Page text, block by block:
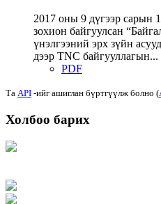
2017 оны 9 дүгээр
зохион байгуулсан
үнэлгээний эрх зүйн
дээр TNC байгууллагын...
PDF
Та API -ийг ашиглан бүртгүүлж болно (
Холбоо барих